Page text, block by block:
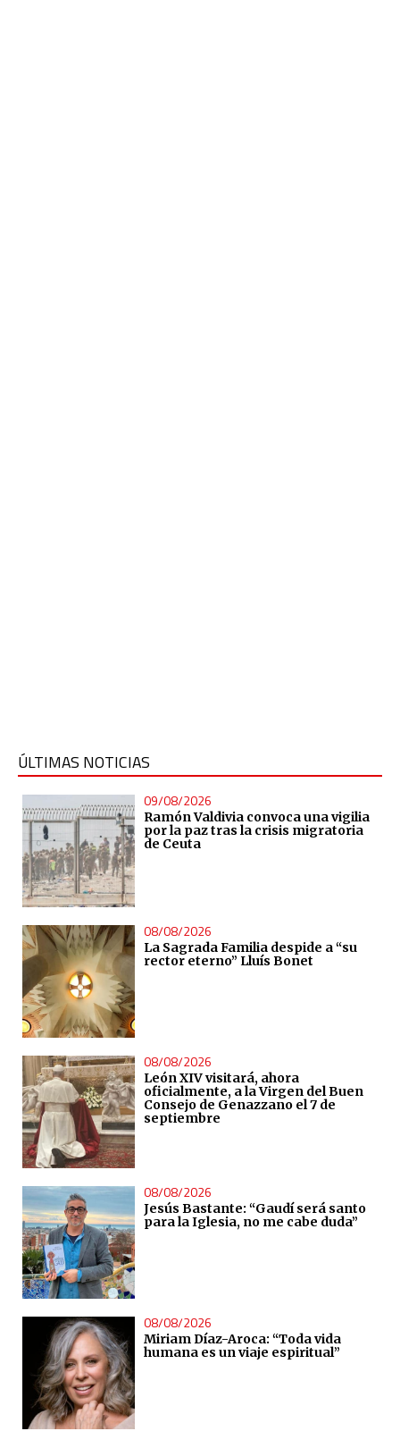
ÚLTIMAS NOTICIAS
09/08/2026
Ramón Valdivia convoca una vigilia
por la paz tras la crisis migratoria
de Ceuta
08/08/2026
La Sagrada Familia despide a “su
rector eterno” Lluís Bonet
08/08/2026
León XIV visitará, ahora
oficialmente, a la Virgen del Buen
Consejo de Genazzano el 7 de
septiembre
08/08/2026
Jesús Bastante: “Gaudí será santo
para la Iglesia, no me cabe duda”
08/08/2026
Miriam Díaz-Aroca: “Toda vida
humana es un viaje espiritual”